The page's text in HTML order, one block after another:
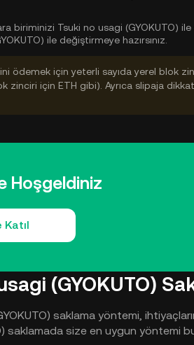
biriminizi Tsuki no usagi (GYOKUTO) ile
ile değiştirmeye hazırsınız.
ödemek için yeterli sayıda yerel blok
zinciri için ETH gibi). Ayrıca slipaja
Hoşgeldiniz
Katıl
(GYOKUTO)
saklama yöntemi,
saklamada size en uygun yöntemi